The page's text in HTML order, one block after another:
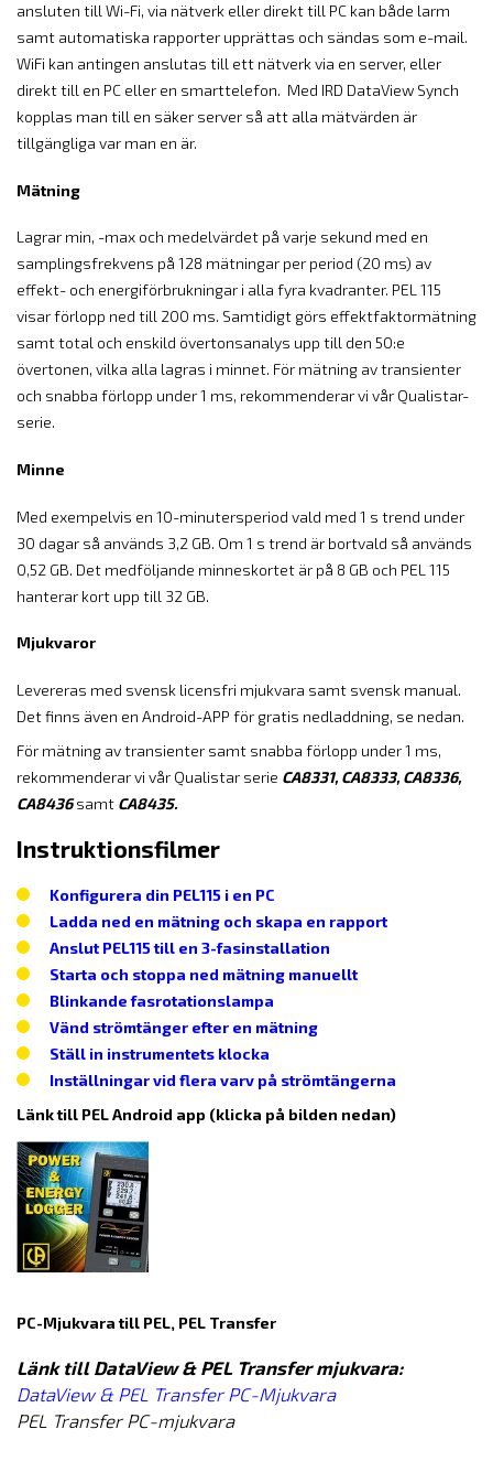
ansluten till Wi-Fi, via nätverk eller direkt till PC kan både larm
samt automatiska rapporter upprättas och sändas som e-mail.
WiFi kan antingen anslutas till ett nätverk via en server, eller
direkt till en PC eller en smarttelefon. Med IRD DataView Synch
kopplas man till en säker server så att alla mätvärden är
tillgängliga var man en är.
Mätning
Lagrar min, -max och medelvärdet på varje sekund med en
samplingsfrekvens på 128 mätningar per period (20 ms) av
effekt- och energiförbrukningar i alla fyra kvadranter. PEL 115
visar förlopp ned till 200 ms. Samtidigt görs effektfaktormätning
samt total och enskild övertonsanalys upp till den 50:e
övertonen, vilka alla lagras i minnet. För mätning av transienter
och snabba förlopp under 1 ms, rekommenderar vi vår Qualistar-
serie.
Minne
Med exempelvis en 10-minutersperiod vald med 1 s trend under
30 dagar så används 3,2 GB. Om 1 s trend är bortvald så används
0,52 GB. Det medföljande minneskortet är på 8 GB och PEL 115
hanterar kort upp till 32 GB.
Mjukvaror
Levereras med svensk licensfri mjukvara samt svensk manual.
Det finns även en Android-APP för gratis nedladdning, se nedan.
För mätning av transienter samt snabba förlopp under 1 ms,
rekommenderar vi vår Qualistar serie CA8331, CA8333, CA8336,
CA8436samt CA8435.
Instruktionsfilmer
Konfigurera din PEL115 i en PC
Ladda ned en mätning och skapa en rapport
Anslut PEL115 till en 3-fasinstallation
Starta och stoppa ned mätning manuellt
Blinkande fasrotationslampa
Vänd strömtänger efter en mätning
Ställ in instrumentets klocka
Inställningar vid flera varv på strömtängerna
Länk till PEL Android app (klicka på bilden nedan)
PC-Mjukvara till PEL, PEL Transfer
Länk till DataView & PEL Transfer mjukvara:
DataView & PEL Transfer PC-Mjukvara
PEL Transfer PC-mjukvara